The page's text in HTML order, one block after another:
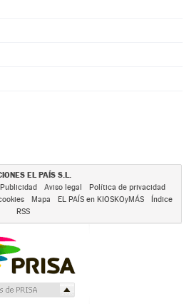
EL PAÍS S.L.
Publicidad Aviso legal
Política de privacidad
Mapa EL PAÍS en KIOSKOyMÁS
Índice
RSS